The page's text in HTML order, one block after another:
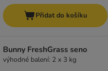
Přidat do košíku
Bunny FreshGrass seno
výhodné balení: 2 x 3 kg